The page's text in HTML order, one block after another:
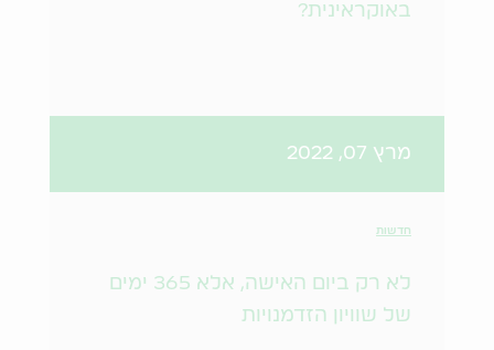
באוקראינית?
מרץ 07, 2022
חדשות
לא רק ביום האישה, אלא 365 ימים
של שוויון הזדמנויות